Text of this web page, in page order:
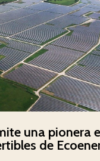
una pionera
de